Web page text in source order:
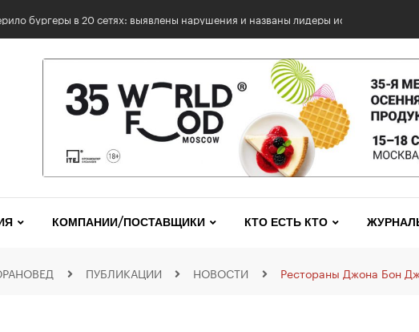
бургеры в 20 сетях: выявлены нарушения и названы лидеры исследования
КОМПАНИИ/ПОСТАВЩИКИ КТО ЕСТЬ КТО
ПУБЛИКАЦИИ НОВОСТИ Рестораны Джона Бон